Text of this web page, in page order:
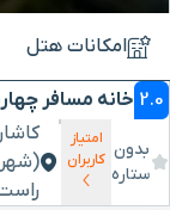
امکانات هتل
2.0 خانه مسافر
بدون
ستاره
امتیاز
کاربران